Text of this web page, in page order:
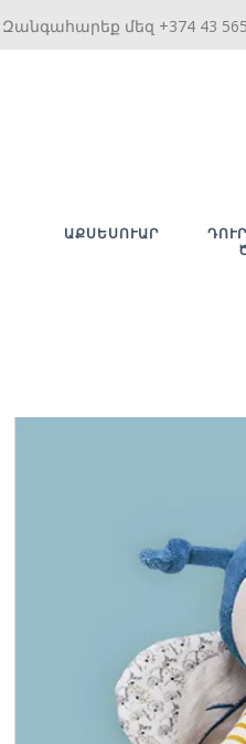
Զանգահարեք մեզ +374 43
ԱՔՍԵՍՈՒԱՐ